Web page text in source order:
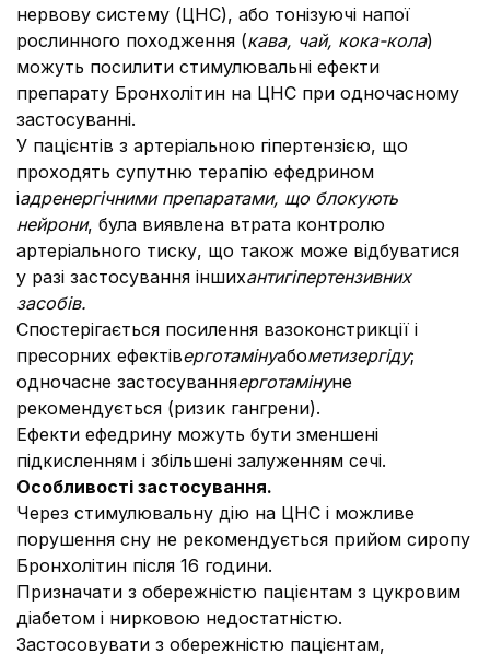
нервову систему (ЦНС), або тонізуючі напої
рослинного походження (кава, чай, кока-кола)
можуть посилити стимулювальні ефекти
препарату Бронхолітин на ЦНС при одночасному
застосуванні.
У пацієнтів з артеріальною гіпертензією, що
проходять супутню терапію ефедрином
іадренергічними препаратами, що блокують
нейрони, була виявлена втрата контролю
артеріального тиску, що також може відбуватися
у разі застосування іншихантигіпертензивних
засобів.
Спостерігається посилення вазоконстрикції і
пресорних ефектіверготамінуабометизергіду;
одночасне застосуванняерготамінуне
рекомендується (ризик гангрени).
Ефекти ефедрину можуть бути зменшені
підкисленням і збільшені залуженням сечі.
Особливості застосування.
Через стимулювальну дію на ЦНС і можливе
порушення сну не рекомендується прийом сиропу
Бронхолітин після 16 години.
Призначати з обережністю пацієнтам з цукровим
діабетом і нирковою недостатністю.
Застосовувати з обережністю пацієнтам,